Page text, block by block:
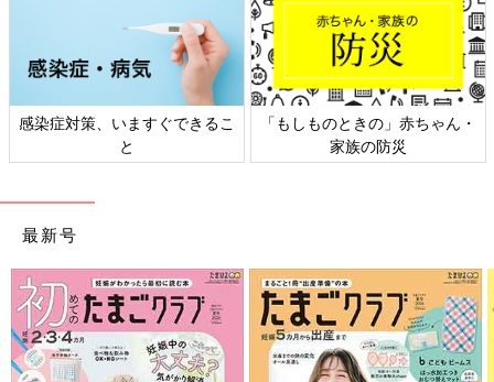
感染症対策、いますぐできるこ
と
「もしものときの」赤ちゃん・
家族の防災
最新号